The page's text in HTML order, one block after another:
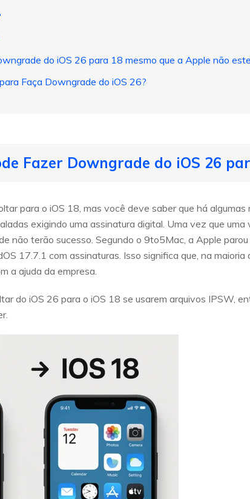
do iOS 26 para 18 mesmo que a Apple não
Faça Downgrade do iOS 26?
Fazer Downgrade do iOS 26
para o iOS 18, mas você deve saber que há
exigindo uma assinatura digital. Uma vez que
não terão sucesso. Segundo o 9to5Mac, a Apple
17.7.1 com assinaturas. Isso significa que, na
a ajuda da empresa.
do iOS 26 para o iOS 18 se usarem arquivos IPSW,